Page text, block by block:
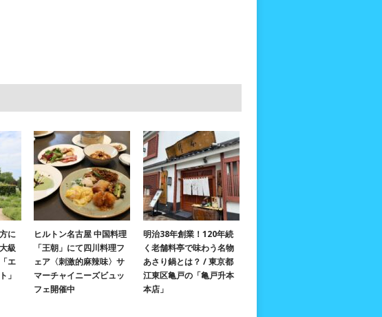
に
級
エ
」
ヒルトン名古屋 中国料理
「王朝」にて四川料理フ
ェア〈刺激的麻辣味〉サ
マーチャイニーズビュッ
フェ開催中
明治38年創業！120年続
く老舗料亭で味わう名物
あさり鍋とは？ / 東京都
江東区亀戸の「亀戸升本
本店」